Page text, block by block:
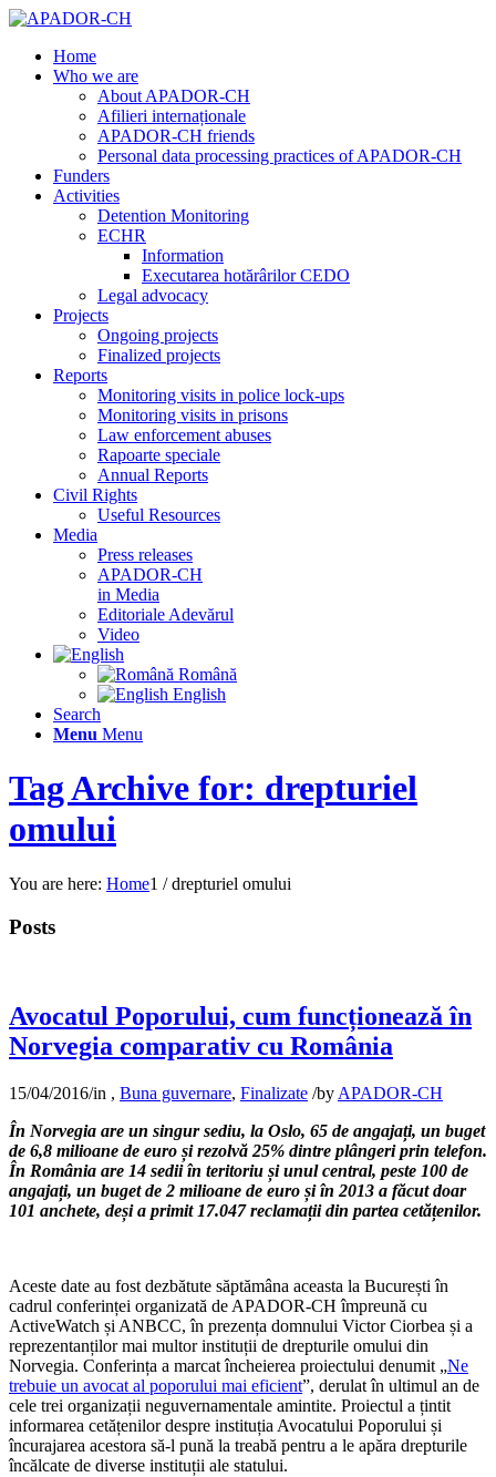
Home
Who we are
About APADOR-CH
Afilieri internaționale
APADOR-CH friends
Personal data processing practices of APADOR-CH
Funders
Activities
Detention Monitoring
ECHR
Information
Executarea hotărârilor CEDO
Legal advocacy
Projects
Ongoing projects
Finalized projects
Reports
Monitoring visits in police lock-ups
Monitoring visits in prisons
Law enforcement abuses
Rapoarte speciale
Annual Reports
Civil Rights
Useful Resources
Media
Press releases
APADOR-CH
in Media
Editoriale Adevărul
Video
Română
English
Search
Menu Menu
Tag Archive for: drepturiel
omului
You are here: Home1 / drepturiel omului
Posts
Avocatul Poporului, cum funcționează în
Norvegia comparativ cu România
15/04/2016/in , Buna guvernare, Finalizate /by APADOR-CH
În Norvegia are un singur sediu, la Oslo, 65 de angajați, un buget
de 6,8 milioane de euro și rezolvă 25% dintre plângeri prin telefon.
În România are 14 sedii în teritoriu și unul central, peste 100 de
angajați, un buget de 2 milioane de euro și în 2013 a făcut doar
101 anchete, deși a primit 17.047 reclamații din partea cetățenilor.
Aceste date au fost dezbătute săptămâna aceasta la București în
cadrul conferinței organizată de APADOR-CH împreună cu
ActiveWatch și ANBCC, în prezența domnului Victor Ciorbea și a
reprezentanților mai multor instituții de drepturile omului din
Norvegia. Conferința a marcat încheierea proiectului denumit „Ne
trebuie un avocat al poporului mai eficient”, derulat în ultimul an de
cele trei organizații neguvernamentale amintite. Proiectul a țintit
informarea cetățenilor despre instituția Avocatului Poporului și
încurajarea acestora să-l pună la treabă pentru a le apăra drepturile
încălcate de diverse instituții ale statului.